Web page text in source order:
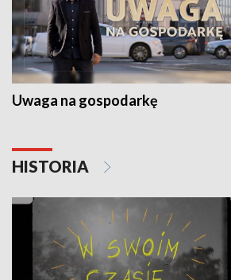
Uwaga na gospodarkę
HISTORIA